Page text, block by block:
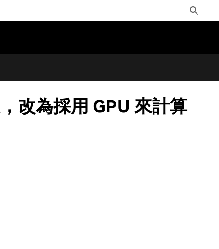
Toggle
Search
改為採用 GPU 來計算